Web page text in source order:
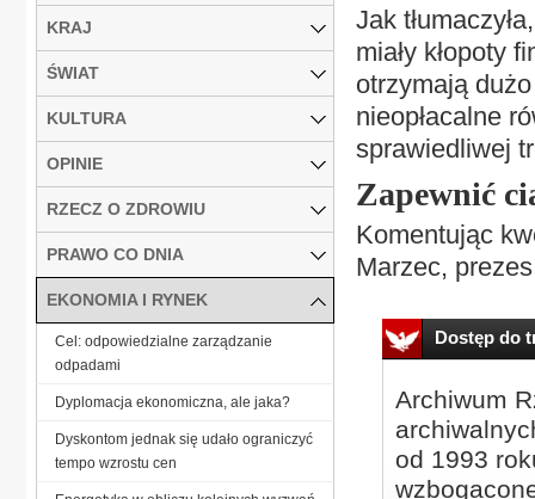
Jak
miały kłopoty
otrzymają
nieopłacalne
sprawiedliwej
Zapewnić
Komentując
Marzec,
Dostęp do
Archiwum
od 1993
KRAJ
ŚWIAT
KULTURA
OPINIE
RZECZ O ZDROWIU
PRAWO CO DNIA
EKONOMIA I RYNEK
Cel: odpowiedzialne zarządzanie
odpadami
Dyplomacja ekonomiczna, ale jaka?
Dyskontom jednak się udało ograniczyć
tempo wzrostu cen